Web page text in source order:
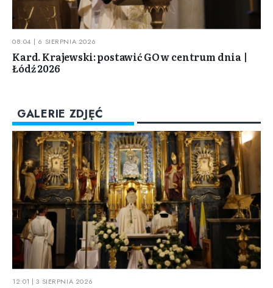
08:04 | 6 SIERPNIA 2026
Kard. Krajewski: postawić GO w centrum dnia |
Łódź 2026
GALERIE ZDJĘĆ
12:01 | 3 SIERPNIA 2026